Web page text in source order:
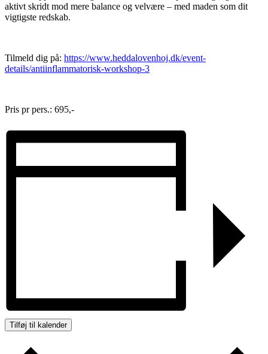
aktivt skridt mod mere balance og velvære – med maden som dit
vigtigste redskab.
Tilmeld dig på: https://www.heddalovenhoj.dk/event-
details/antiinflammatorisk-workshop-3
Pris pr pers.: 695,-
Tilføj til kalender